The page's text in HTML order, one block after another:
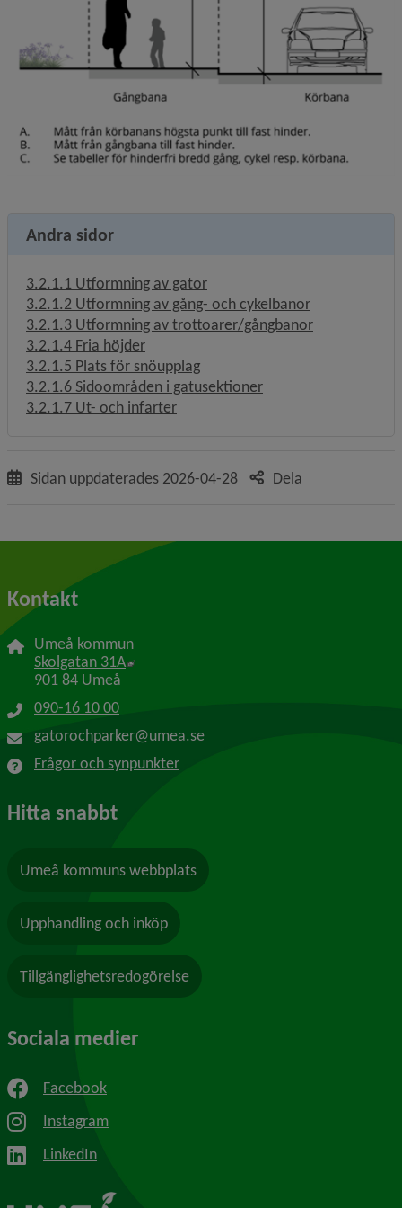
Andra sidor
3.2.1.1 Utformning av gator
3.2.1.2 Utformning av gång- och cykelbanor
3.2.1.3 Utformning av trottoarer/gångbanor
3.2.1.4 Fria höjder
3.2.1.5 Plats för snöupplag
3.2.1.6 Sidoområden i gatusektioner
3.2.1.7 Ut- och infarter
Sidan uppdaterades 2026-04-28 Dela
Kontakt
Umeå kommun
Skolgatan 31A Länk till annan webbplats, öppnas i nytt
901 84 Umeå
090-16 10 00
gatorochparker@umea.se
Frågor och synpunkter
Hitta snabbt
Umeå kommuns webbplats
Upphandling och inköp
Tillgänglighetsredogörelse
Sociala medier
Facebook
Instagram
LinkedIn